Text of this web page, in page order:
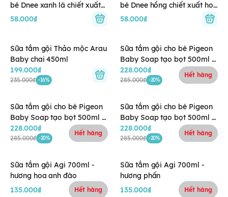
bé Dnee xanh lá chiết xuất
rau má 200ml (cho bé dưới
58.000₫
bé Dnee hồng chiết xuất hoa
anh đào 200ml (cho bé dưới
58.000₫
Sữa tắm gội Thảo mộc Arau
Baby chai 450ml
199.000₫
235.000₫ -16%
Sữa tắm gội cho bé Pigeon
Baby Soap tạo bọt 500ml -
mềm dịu (màu xanh)
228.000₫
285.000₫ -20%
Hết hàng
Sữa tắm gội cho bé Pigeon
Baby Soap tạo bọt 500ml -
dưỡng ẩm (màu cam)
228.000₫
285.000₫ -20%
Hết hàng
Sữa tắm gội cho bé Pigeon
Baby Soap tạo bọt 500ml -
hương hoa (màu hồng)
228.000₫
285.000₫ -20%
Hết hàng
Sữa tắm gội Agi 700ml -
hương hoa anh đào
135.000₫
Hết hàng
Sữa tắm gội Agi 700ml -
hương phấn
135.000₫
Hết hàng